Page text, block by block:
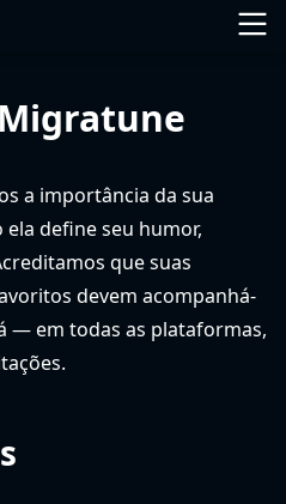
a importância da sua
define seu humor,
que suas
devem acompanhá-
— em todas as plataformas,